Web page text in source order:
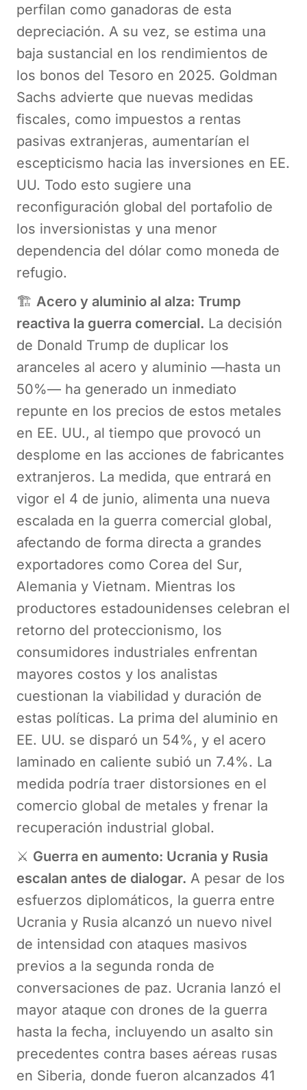
perfilan como ganadoras de esta
depreciación. A su vez, se estima una
baja sustancial en los rendimientos de
los bonos del Tesoro en 2025. Goldman
Sachs advierte que nuevas medidas
fiscales, como impuestos a rentas
pasivas extranjeras, aumentarían el
escepticismo hacia las inversiones en EE.
UU. Todo esto sugiere una
reconfiguración global del portafolio de
los inversionistas y una menor
dependencia del dólar como moneda de
refugio.
🏗️ Acero y aluminio al alza: Trump
reactiva la guerra comercial. La decisión
de Donald Trump de duplicar los
aranceles al acero y aluminio —hasta un
50%— ha generado un inmediato
repunte en los precios de estos metales
en EE. UU., al tiempo que provocó un
desplome en las acciones de fabricantes
extranjeros. La medida, que entrará en
vigor el 4 de junio, alimenta una nueva
escalada en la guerra comercial global,
afectando de forma directa a grandes
exportadores como Corea del Sur,
Alemania y Vietnam. Mientras los
productores estadounidenses celebran el
retorno del proteccionismo, los
consumidores industriales enfrentan
mayores costos y los analistas
cuestionan la viabilidad y duración de
estas políticas. La prima del aluminio en
EE. UU. se disparó un 54%, y el acero
laminado en caliente subió un 7.4%. La
medida podría traer distorsiones en el
comercio global de metales y frenar la
recuperación industrial global.
⚔️ Guerra en aumento: Ucrania y Rusia
escalan antes de dialogar. A pesar de los
esfuerzos diplomáticos, la guerra entre
Ucrania y Rusia alcanzó un nuevo nivel
de intensidad con ataques masivos
previos a la segunda ronda de
conversaciones de paz. Ucrania lanzó el
mayor ataque con drones de la guerra
hasta la fecha, incluyendo un asalto sin
precedentes contra bases aéreas rusas
en Siberia, donde fueron alcanzados 41